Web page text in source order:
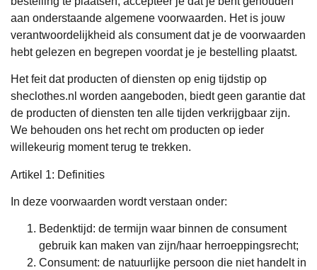
aan onderstaande algemene voorwaarden. Het is jouw
verantwoordelijkheid als consument dat je de voorwaarden
hebt gelezen en begrepen voordat je je bestelling plaatst.
Het feit dat producten of diensten op enig tijdstip op
sheclothes.nl worden aangeboden, biedt geen garantie dat
de producten of diensten ten alle tijden verkrijgbaar zijn.
We behouden ons het recht om producten op ieder
willekeurig moment terug te trekken.
Artikel 1: Definities
In deze voorwaarden wordt verstaan onder:
Bedenktijd: de termijn waar binnen de consument
gebruik kan maken van zijn/haar herroeppingsrecht;
Consument: de natuurlijke persoon die niet handelt in